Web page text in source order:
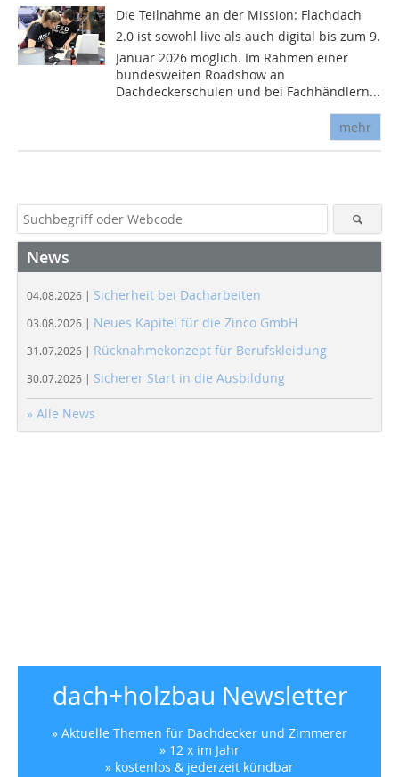
Die Teilnahme an der Mission: Flachdach
2.0 ist sowohl live als auch digital bis zum 9.
Januar 2026 möglich. Im Rahmen einer
bundesweiten Roadshow an
Dachdeckerschulen und bei Fachhändlern...
mehr
News
04.08.2026 | Sicherheit bei Dacharbeiten
03.08.2026 | Neues Kapitel für die Zinco GmbH
31.07.2026 | Rücknahmekonzept für Berufskleidung
30.07.2026 | Sicherer Start in die Ausbildung
» Alle News
dach+holzbau Newsletter
» Aktuelle Themen für Dachdecker und Zimmerer
» 12 x im Jahr
» kostenlos & jederzeit kündbar